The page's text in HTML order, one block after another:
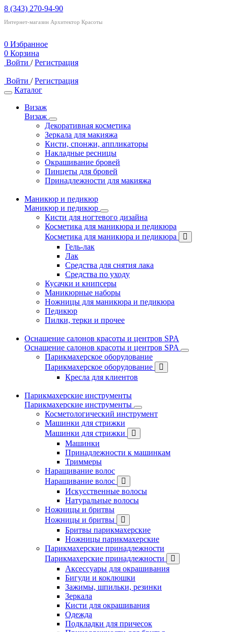
8 (343) 270-94-90
Интернет-магазин Архитектор Красоты
0 Избранное
0 Корзина
Войти / Регистрация
Войти / Регистрация
Каталог
Визаж
Визаж
Декоративная косметика
Зеркала для макияжа
Кисти, спонжи, аппликаторы
Накладные ресницы
Окрашивание бровей
Пинцеты для бровей
Принадлежности для макияжа
Маникюр и педикюр
Маникюр и педикюр
Кисти для ногтевого дизайна
Косметика для маникюра и педикюра
Косметика для маникюра и педикюра
Гель-лак
Лак
Средства для снятия лака
Средства по уходу
Кусачки и книпсеры
Маникюрные наборы
Ножницы для маникюра и педикюра
Педикюр
Пилки, терки и прочее
Оснащение салонов красоты и центров SPA
Оснащение салонов красоты и центров SPA
Парикмахерское оборудование
Парикмахерское оборудование
Кресла для клиентов
Парикмахерские инструменты
Парикмахерские инструменты
Косметологический инструмент
Машинки для стрижки
Машинки для стрижки
Машинки
Принадлежности к машинкам
Триммеры
Наращивание волос
Наращивание волос
Искусственные волосы
Натуральные волосы
Ножницы и бритвы
Ножницы и бритвы
Бритвы парикмахерские
Ножницы парикмахерские
Парикмахерские принадлежности
Парикмахерские принадлежности
Аксессуары для окрашивания
Бигуди и коклюшки
Зажимы, шпильки, резинки
Зеркала
Кисти для окрашивания
Одежда
Подкладки для причесок